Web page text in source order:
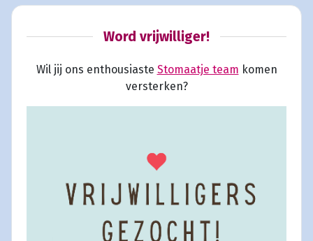
Word vrijwilliger!
Wil jij ons enthousiaste Stomaatje team komen
versterken?